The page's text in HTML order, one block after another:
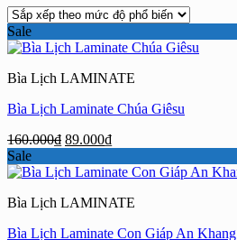
xếp
mức
Sale
Bìa Lịch LAMINATE
Bìa Lịch Laminate Chúa Giêsu
160.000₫ Giá
là:
89.000₫Giá
tại
89.000₫.
Sale
Bìa Lịch LAMINATE
Bìa Lịch Laminate Con Giáp An Khang